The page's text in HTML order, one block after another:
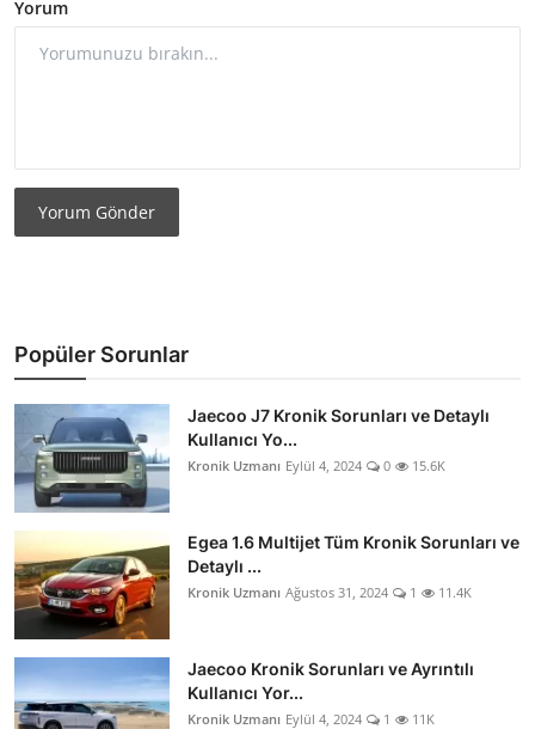
Yorum
Yorum Gönder
Popüler Sorunlar
Jaecoo J7 Kronik Sorunları ve Detaylı
Kullanıcı Yo...
Kronik Uzmanı Eylül 4, 2024 0 15.6K
Egea 1.6 Multijet Tüm Kronik Sorunları ve
Detaylı ...
Kronik Uzmanı Ağustos 31, 2024 1 11.4K
Jaecoo Kronik Sorunları ve Ayrıntılı
Kullanıcı Yor...
Kronik Uzmanı Eylül 4, 2024 1 11K